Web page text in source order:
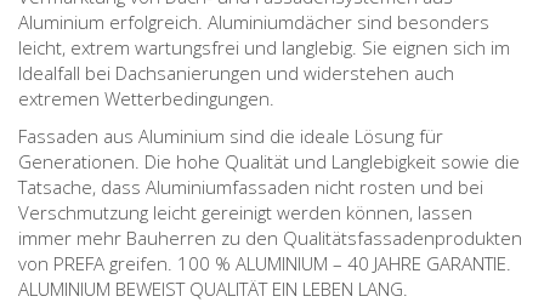
Aluminium erfolgreich. Aluminiumdächer sind besonders
leicht, extrem wartungsfrei und langlebig. Sie eignen sich im
Idealfall bei Dachsanierungen und widerstehen auch
extremen Wetterbedingungen.
Fassaden aus Aluminium sind die ideale Lösung für
Generationen. Die hohe Qualität und Langlebigkeit sowie die
Tatsache, dass Aluminiumfassaden nicht rosten und bei
Verschmutzung leicht gereinigt werden können, lassen
immer mehr Bauherren zu den Qualitätsfassadenprodukten
von PREFA greifen. 100 % ALUMINIUM – 40 JAHRE GARANTIE.
ALUMINIUM BEWEIST QUALITÄT EIN LEBEN LANG.